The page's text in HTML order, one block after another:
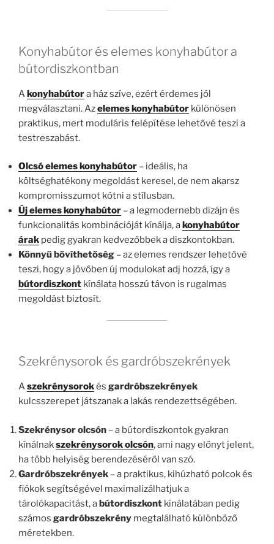
Konyhabútor és elemes konyhabútor a
bútordiszkontban
Akonyhabútora ház szíve, ezért érdemes jól
megválasztani. Azelemes konyhabútor különösen
praktikus, mert moduláris felépítése lehetővé teszi a
testreszabást.
Olcsó elemes konyhabútor – ideális, ha
költséghatékony megoldást keresel, de nem akarsz
kompromisszumot kötni a stílusban.
Új elemes konyhabútor – a legmodernebb dizájn és
funkcionalitás kombinációját kínálja, akonyhabútor
árak pedig gyakran kedvezőbbek a diszkontokban.
Könnyű bővíthetőség – az elemes rendszer lehetővé
teszi, hogy a jövőben új modulokat adj hozzá, így a
bútordiszkont kínálata hosszú távon is rugalmas
megoldást biztosít.
Szekrénysorok és gardróbszekrények
Aszekrénysorokés gardróbszekrények
kulcsszerepet játszanak a lakás rendezettségében.
Szekrénysor olcsón – a bútordiszkontok gyakran
kínálnakszekrénysorok olcsón, ami nagy előnyt jelent,
ha több helyiség berendezéséről van szó.
Gardróbszekrények – a praktikus, kihúzható polcok és
fiókok segítségével maximalizálhatjuk a
tárolókapacitást, abútordiszkont kínálatában pedig
számos gardróbszekrény megtalálható különböző
méretekben.